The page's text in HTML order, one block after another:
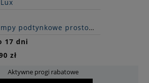
podtynkowe prostokątne
17 dni
zł
Aktywne progi rabatowe